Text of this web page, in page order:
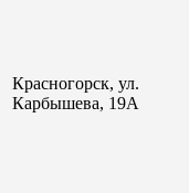
Красногорск, ул.
Карбышева, 19А